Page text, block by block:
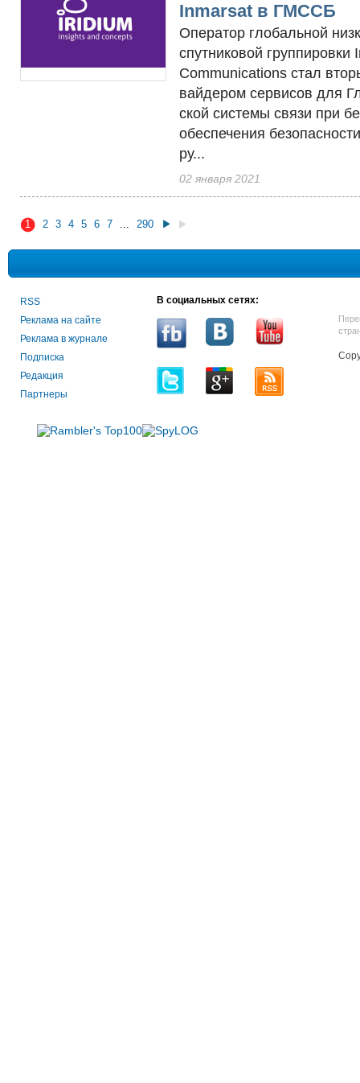
Inmarsat в ГМССБ
Опе­ратор гло­баль­ной
спут­ни­ковой груп­пи­ров­ки
Communications стал
вай­де­ром сер­ви­сов для
ской сис­те­мы свя­зи при
обес­пе­чения
ру...
02 января 2021
1 2 3 4 5 6 7 ... 290
RSS
Реклама на сайте
Реклама в журнале
Подписка
Редакция
Партнеры
В социальных сетях: